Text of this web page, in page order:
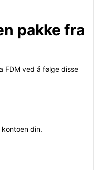
pakke fra
FDM ved å følge disse
din.